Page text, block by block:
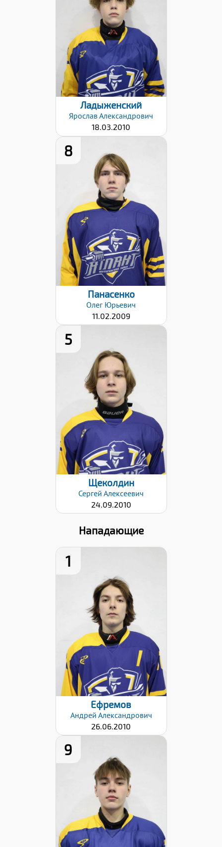
Вес:
65
Хват клюшки:
Правый
Дата заявки:
22.01.2026
Ладыженский
ЯрославАлександрович
18.03.2010
8
Рост:
180
Вес:
70
Левый
Дата заявки:
22.01.2026
Панасенко
Олег Юрьевич
11.02.2009
5
Рост:
180
Вес:
63
Хват клюшки:
Левый
22.01.2026
Щеколдин
Сергей Алексеевич
24.09.2010
Нападающие
1
Рост:
175
Вес:
67
Хват клюшки:
Левый
22.01.2026
Ефремов
Андрей Александрович
26.06.2010
9
Рост:
178
Вес:
68
Хват клюшки:
Левый